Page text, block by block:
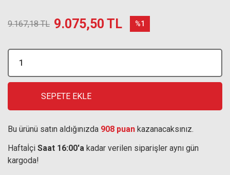
9.167,18 TL 9.075,50 TL %1
SEPETE EKLE
Bu ürünü satın aldığınızda 908 puan kazanacaksınız.
Haftaİçi Saat 16:00'a kadar verilen siparişler aynı gün
kargoda!